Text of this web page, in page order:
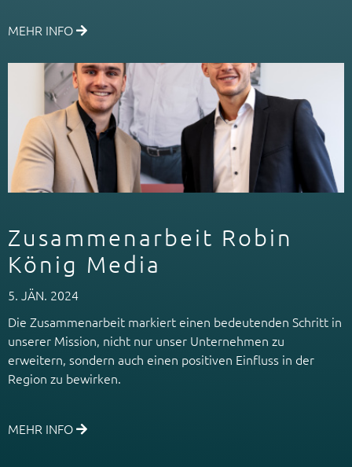
MEHR INFO
Zusammenarbeit Robin
König Media
5. JÄN. 2024
Die Zusammenarbeit markiert einen bedeutenden Schritt in
unserer Mission, nicht nur unser Unternehmen zu
erweitern, sondern auch einen positiven Einfluss in der
Region zu bewirken.
MEHR INFO